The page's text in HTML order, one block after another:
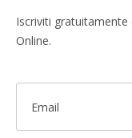
Iscriviti
Online.
Email